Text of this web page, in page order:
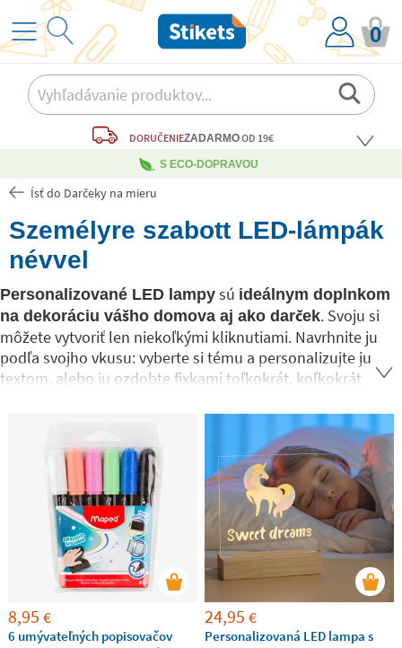
0
DORUČENIEZADARMOOD 19€
S ECO-DOPRAVOU
Ísť do Darčeky na mieru
Személyre szabott LED-lámpák
névvel
Personalizované LED lampy sú ideálnym doplnkom
na dekoráciu vášho domova aj ako darček. Svoju si
môžete vytvoriť len niekoľkými kliknutiami. Navrhnite ju
podľa svojho vkusu: vyberte si tému a personalizujte ju
textom, alebo ju ozdobte fixkami toľkokrát, koľkokrát
, zapnutá aj vypnutá
8,95 €
6 umývateľných popisovačov
24,95 €
Personalizovaná LED lampa s